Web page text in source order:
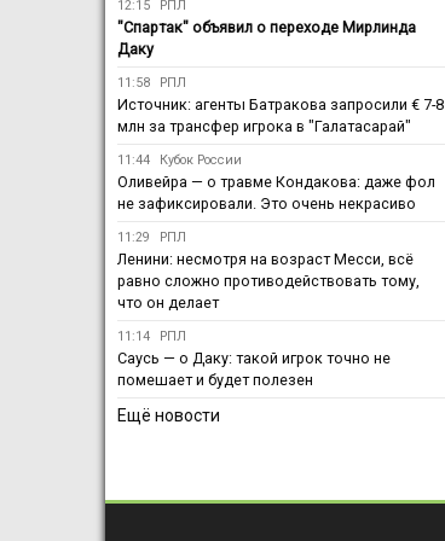
12:15 РПЛ
"Спартак" объявил о переходе Мирлинда
Даку
11:58 РПЛ
Источник: агенты Батракова запросили € 7-8
млн за трансфер игрока в "Галатасарай"
11:44 Кубок России
Оливейра — о травме Кондакова: даже фол
не зафиксировали. Это очень некрасиво
11:29 РПЛ
Ленини: несмотря на возраст Месси, всё
равно сложно противодействовать тому,
что он делает
11:14 РПЛ
Саусь — о Даку: такой игрок точно не
помешает и будет полезен
Ещё новости